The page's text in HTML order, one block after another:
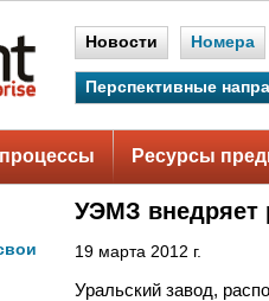
Новости Номера
Перспективные
Ресурсы
УЭМЗ внедряет
19 марта 2012 г.
Уральский завод,